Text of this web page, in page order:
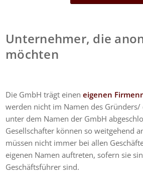
Unternehmer, die
möchten
Die GmbH trägt eineneigenen
werden nicht im Namen des
unter dem Namen der GmbH
Gesellschafter können so weitgehend
müssen nicht immer bei allen
eigenen Namen auftreten, sofern sie
Geschäftsführer sind.